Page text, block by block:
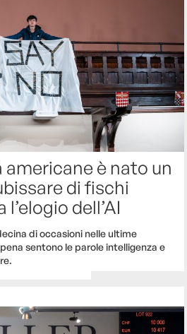
americane è nato un
di fischi
dell’AI
di occasioni nelle ultime
sentono le parole intelligenza e